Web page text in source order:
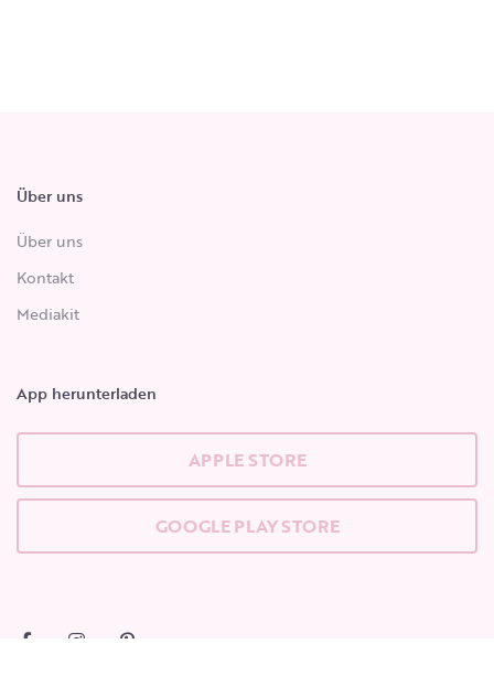
Über uns
Über uns
Kontakt
Mediakit
App herunterladen
APPLE STORE
GOOGLE PLAY STORE